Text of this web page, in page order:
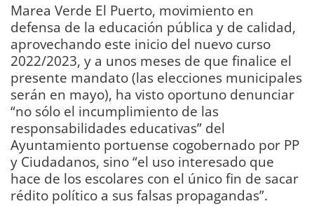
Marea Verde El Puerto, movimiento en
defensa de la educación pública y de calidad,
aprovechando este inicio del nuevo curso
2022/2023, y a unos meses de que finalice el
presente mandato (las elecciones municipales
serán en mayo), ha visto oportuno denunciar
“no sólo el incumplimiento de las
responsabilidades educativas” del
Ayuntamiento portuense cogobernado por PP
y Ciudadanos, sino “el uso interesado que
hace de los escolares con el único fin de sacar
rédito político a sus falsas propagandas”.